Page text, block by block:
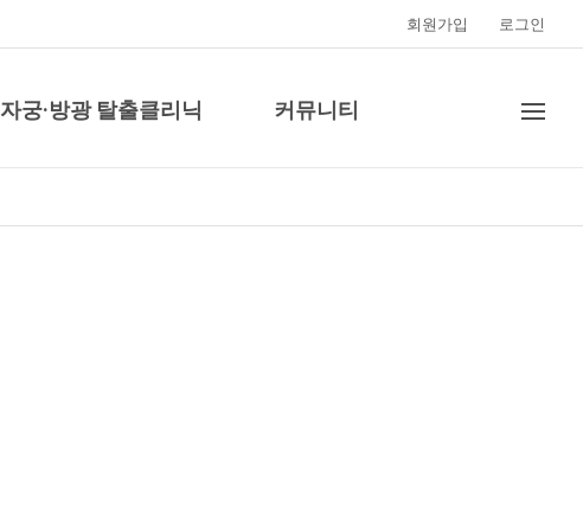
회원가입 로그인
자궁·방광 탈출클리닉 커뮤니티